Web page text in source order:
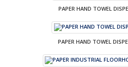
PAPER HAND TOWEL
PAPER HAND TOWEL